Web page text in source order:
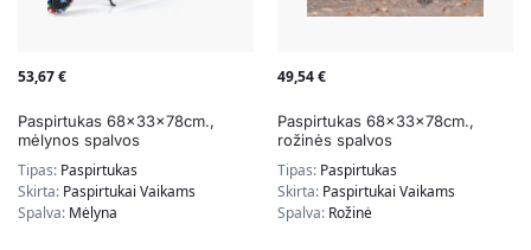
53,67€
Paspirtukas 68x33x78cm.,
mėlynos spalvos
Tipas: Paspirtukas
Skirta: Paspirtukai Vaikams
Spalva: Mėlyna
49,54€
Paspirtukas 68x33x78cm.,
rožinės spalvos
Tipas: Paspirtukas
Skirta: Paspirtukai Vaikams
Spalva: Rožinė